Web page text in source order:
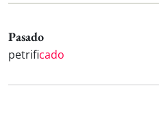
Pasado
petrificado